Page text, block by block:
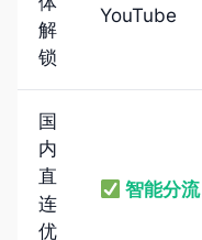
解
锁
YouTube
国
内
直
连
优
智能分流